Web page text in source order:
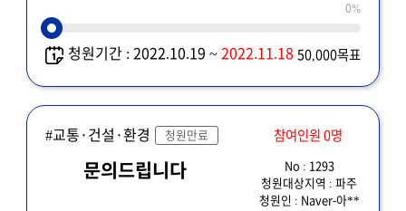
0%
청원기간 : 2022.10.19 ~2022.11.18 50,000목표
#교통·건설·환경 청원만료 참여인원 0명
문의드립니다
No : 1293
청원대상지역 : 파주
청원인 : Naver-아**